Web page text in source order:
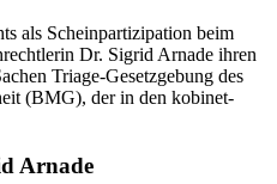
als Scheinpartizipation beim
Dr. Sigrid Arnade ihren
Triage-Gesetzgebung des
(BMG), der in den kobinet-
Arnade